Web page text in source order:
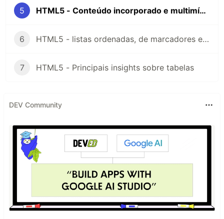
5 HTML5 - Conteúdo incorporado e multimídia
6 HTML5 - listas ordenadas, de marcadores e de definição e detalhes expansíveis
7 HTML5 - Principais insights sobre tabelas
DEV Community